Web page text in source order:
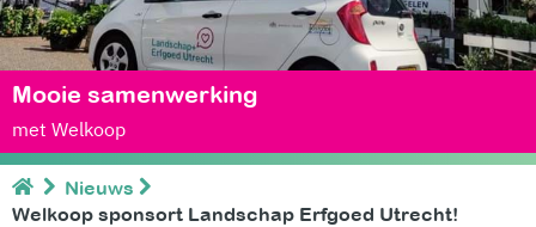
Mooie samenwerking
met Welkoop
Nieuws
Welkoop sponsort Landschap Erfgoed Utrecht!